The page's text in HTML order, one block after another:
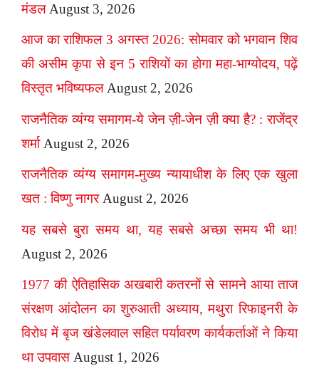
मंडल August 3, 2026
आज का राशिफल 3 अगस्त 2026: सोमवार को भगवान शिव
की असीम कृपा से इन 5 राशियों का होगा महा-भाग्योदय, पढ़ें
विस्तृत भविष्यफल August 2, 2026
राजनैतिक व्यंग्य समागम-ये जेन ज़ी-जेन ज़ी क्या है? : राजेंद्र
शर्मा August 2, 2026
राजनैतिक व्यंग्य समागम-मुख्य न्यायाधीश के लिए एक खुला
खत : विष्णु नागर August 2, 2026
यह सबसे बुरा समय था, यह सबसे अच्छा समय भी था!
August 2, 2026
1977 की ऐतिहासिक अखबारी कतरनों से सामने आया ताज
संरक्षण आंदोलन का शुरुआती अध्याय, मथुरा रिफाइनरी के
विरोध में बृज खंडेलवाल सहित पर्यावरण कार्यकर्ताओं ने किया
था उपवास August 1, 2026